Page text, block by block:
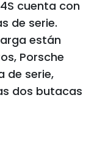
cuenta con
de serie.
están
Porsche
de serie,
dos butacas